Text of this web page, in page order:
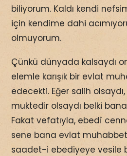
biliyorum. Kaldı kendi
için kendime dahi
olmuyorum.
Çünkü dünyada kalsaydı
elemle karışık bir evlat
edecekti. Eğer salih
muktedir olsaydı belki
Fakat vefatıyla, ebedî
sene bana evlat
saadet-i ebediyeye vesile